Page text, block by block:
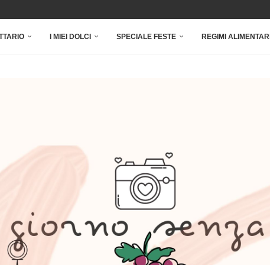
I MIEI DOLCI SPECIALE FESTE REGIMI ALIMENTARI